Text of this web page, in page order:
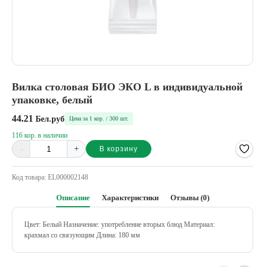
Вилка столовая БИО ЭКО L в индивидуальной
упаковке, белый
44.21 Бел.руб Цена за 1 кор. / 300 шт.
116 кор. в наличии
- + В корзину
Alternative:
Код товара: EL000002148
Описание Характеристики Отзывы (0)
Цвет: Белый Назначение: употребление вторых блюд Материал:
крахмал со связующим Длина: 180 мм